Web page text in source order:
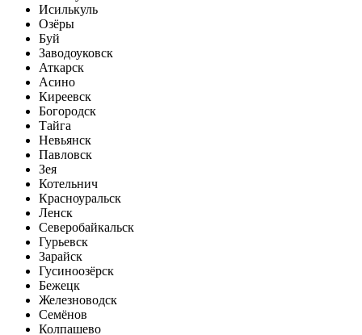
Исилькуль
Озёры
Буй
Заводоуковск
Аткарск
Асино
Киреевск
Богородск
Тайга
Невьянск
Павловск
Зея
Котельнич
Красноуральск
Ленск
Северобайкальск
Гурьевск
Зарайск
Гусиноозёрск
Бежецк
Железноводск
Семёнов
Колпашево